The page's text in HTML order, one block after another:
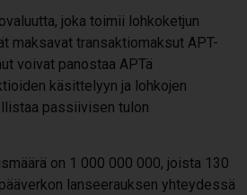
joka toimii lohkoketjun
maksavat transaktiomaksut APT-
voivat panostaa APTä
käsittelyyn ja lohkojen
passiivisen tulon
on 1 000 000 000, joista 130
lanseerauksen yhteydessä